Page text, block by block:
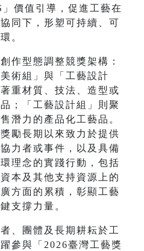
價值引導，促進工藝在
同下，形塑可持續、可
。
作型態調整競獎架構：
術組」與「工藝設計
重材質、技法、造型或
；「工藝設計組」則聚
潛力的產品化工藝品。
勵長期以來致力於提供
力者或事件，以及具備
理念的實踐行動，包括
本及其他支持資源上的
方面的累積，彰顯工藝
支撐力量。
、團體及長期耕耘於工
參與「2026臺灣工藝獎